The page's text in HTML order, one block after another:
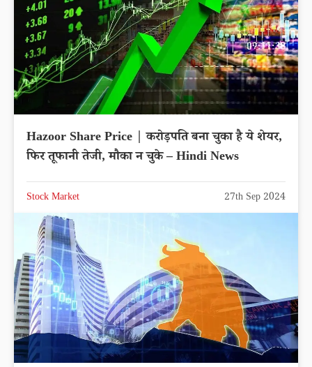
Hazoor Share Price | करोड़पति बना चुका है ये शेयर,
फिर तूफानी तेजी, मौका न चुके – Hindi News
Stock Market 27th Sep 2024